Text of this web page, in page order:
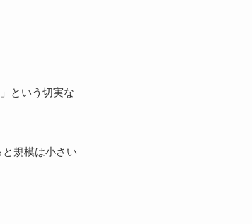
という切実な
規模は小さい